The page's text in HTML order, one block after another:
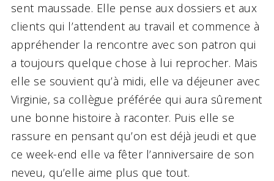
sent maussade. Elle pense aux dossiers et aux
clients qui l’attendent au travail et commence à
appréhender la rencontre avec son patron qui
a toujours quelque chose à lui reprocher. Mais
elle se souvient qu’à midi, elle va déjeuner avec
Virginie, sa collègue préférée qui aura sûrement
une bonne histoire à raconter. Puis elle se
rassure en pensant qu’on est déjà jeudi et que
ce week-end elle va fêter l’anniversaire de son
neveu, qu’elle aime plus que tout.